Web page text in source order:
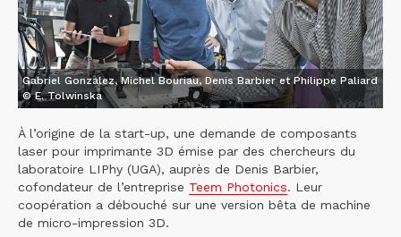
Gabriel Gonzalez, Michel Bouriau, Denis Barbier et Philippe Paliard
© E. Tolwinska
À l’origine de la start-up, une demande de composants
laser pour imprimante 3D émise par des chercheurs du
laboratoire LIPhy (UGA), auprès de Denis Barbier,
cofondateur de l’entreprise Teem Photonics. Leur
coopération a débouché sur une version bêta de machine
de micro-impression 3D.